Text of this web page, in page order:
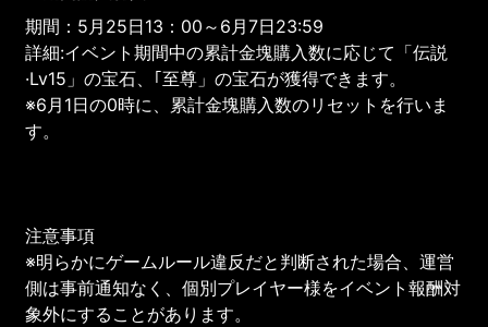
期間：5月25日13：00～6月7日23:59
詳細:イベント期間中の累計金塊購入数に応じて「伝説
·Lv15」の宝石、｢至尊」の宝石が獲得できます。
※6月1日の0時に、累計金塊購入数のリセットを行いま
す。
注意事項
※明らかにゲームルール違反だと判断された場合、運営
側は事前通知なく、個別プレイヤー様をイベント報酬対
象外にすることがあります。